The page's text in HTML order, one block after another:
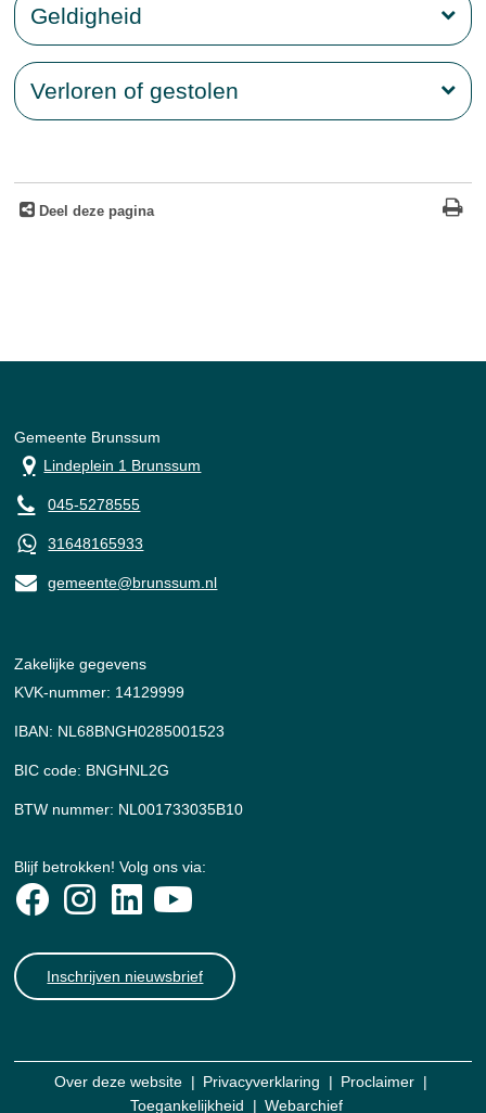
Geldigheid
Verloren of gestolen
Deel deze pagina
Gemeente Brunssum
Lindeplein 1 Brunssum
045-5278555
31648165933
gemeente@brunssum.nl
Zakelijke gegevens
KVK-nummer: 14129999
IBAN: NL68BNGH0285001523
BIC code: BNGHNL2G
BTW nummer: NL001733035B10
Blijf betrokken! Volg ons via:
Inschrijven nieuwsbrief
Over deze website Privacyverklaring
Proclaimer
Toegankelijkheid
Webarchief